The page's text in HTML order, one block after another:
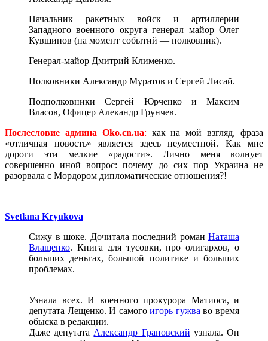
Начальник ракетных войск и артиллерии
Западного военного округа генерал майор Олег
Кувшинов (на момент событий — полковник).
Генерал-майор Дмитрий Клименко.
Полковники Александр Муратов и Сергей Лисай.
Подполковники Сергей Юрченко и Максим
Власов, Офицер Алекандр Грунчев.
Послесловие админа Oko.cn.ua: как на мой взгляд, фраза
«отличная новость» является здесь неуместной. Как мне
дороги эти мелкие «радости». Лично меня волнует
совершенно иной вопрос: почему до сих пор Украина не
разорвала с Мордором дипломатические отношения?!
Svetlana Kryukova
Сижу в шоке. Дочитала последний роман Наташа
Влащенко. Книга для тусовки, про олигархов, о
больших деньгах, большой политике и больших
проблемах.
Узнала всех. И военного прокурора Матиоса, и
депутата Лещенко. И самогоигорь гужва во время
обыска в редакции.
Даже депутата Александр Грановский узнала. Он